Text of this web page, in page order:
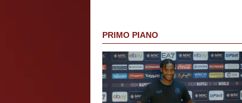
PRIMO PIANO